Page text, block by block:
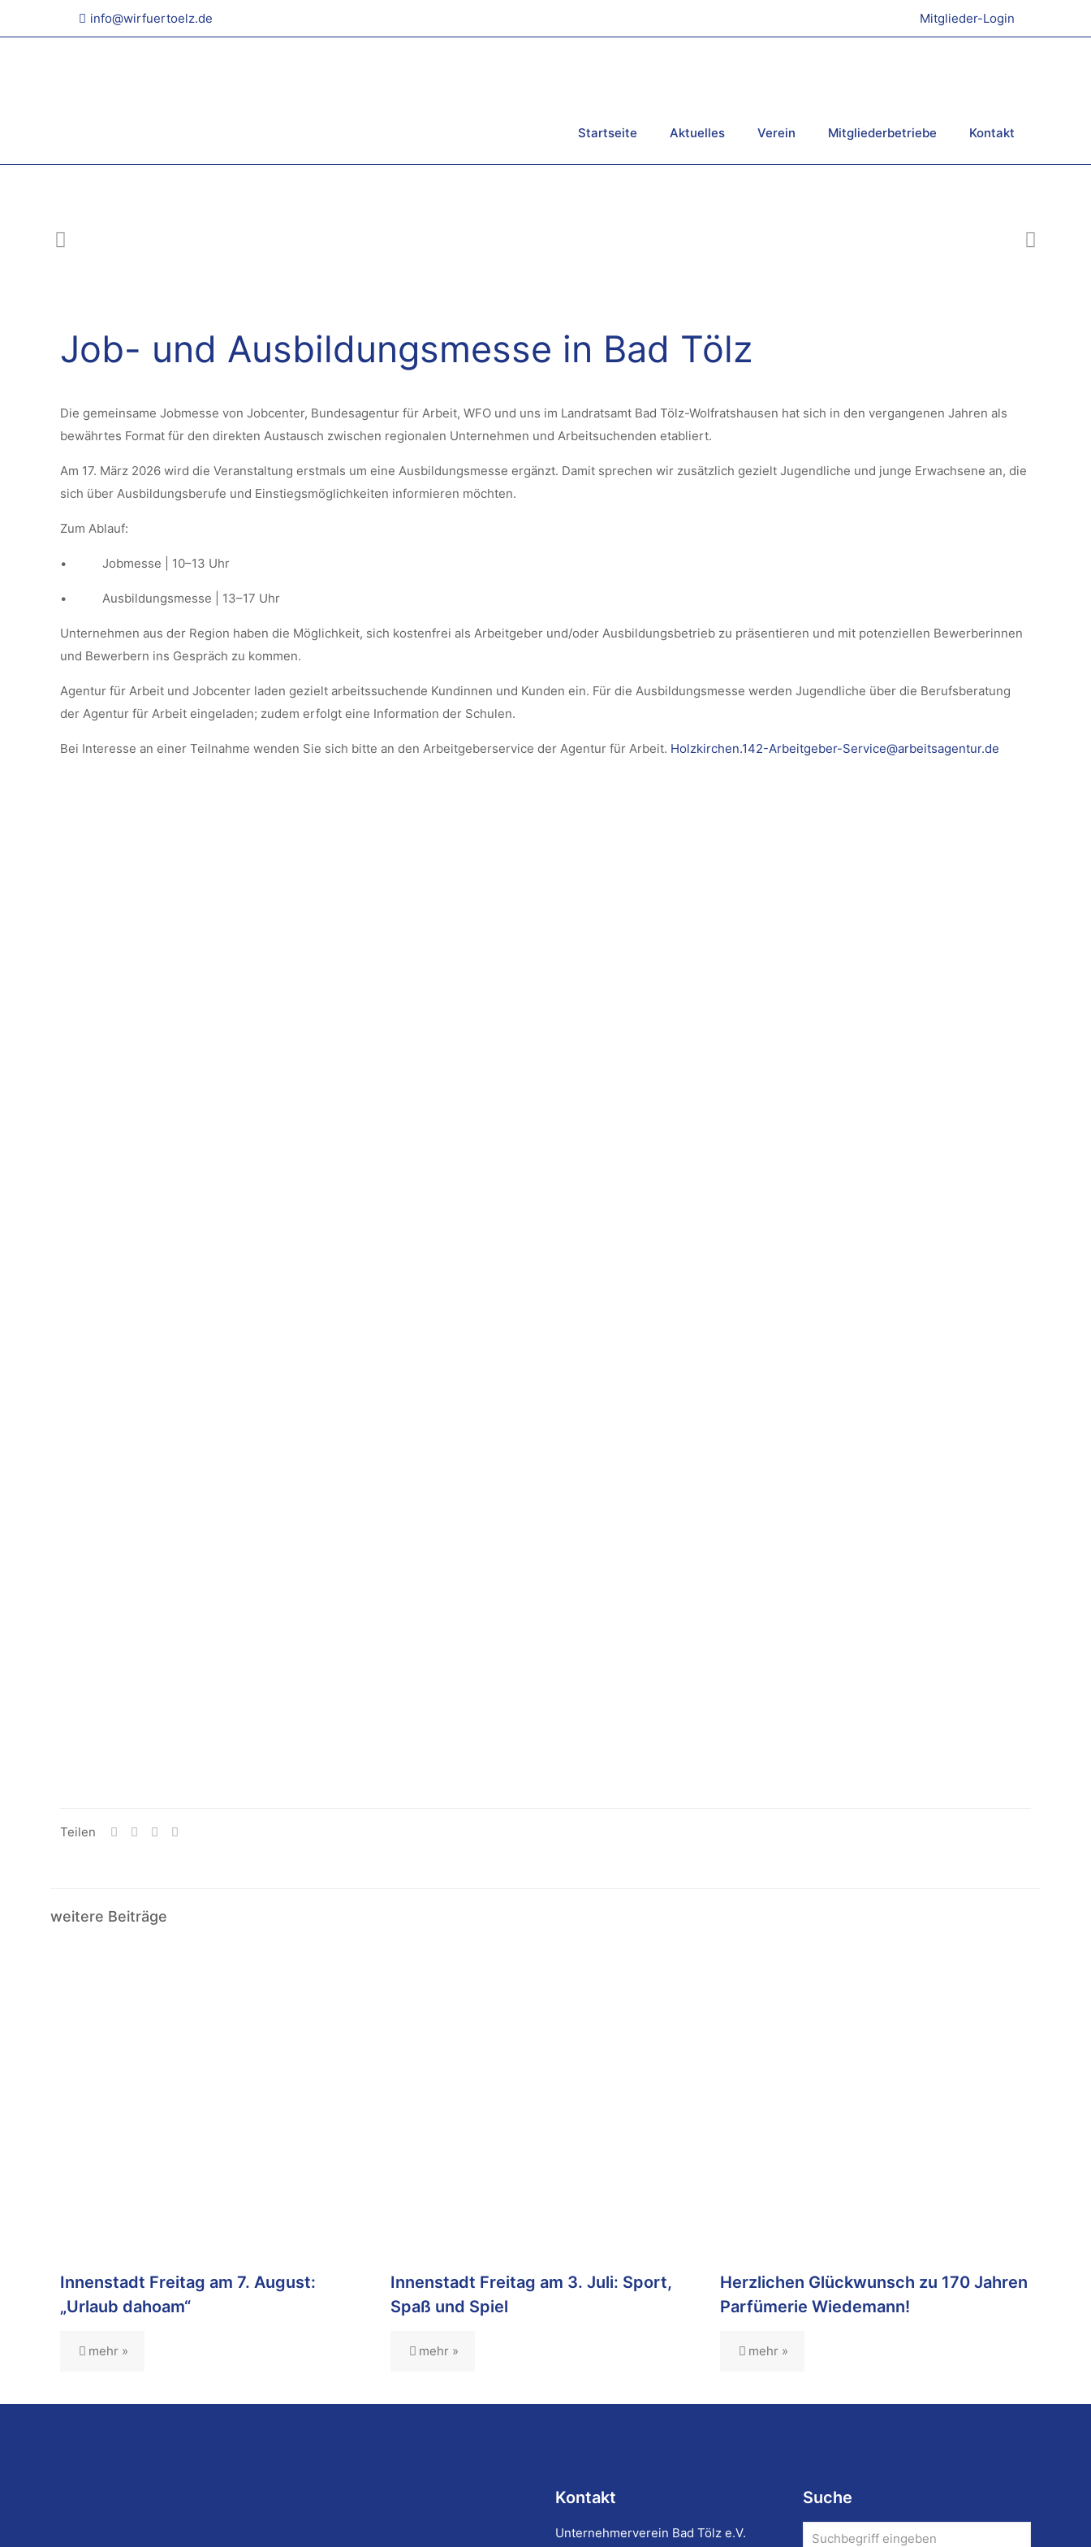
info@wirfuertoelz.de Mitglieder-Login
Startseite Aktuelles Verein Mitgliederbetriebe Kontakt
Job- und Ausbildungsmesse in Bad Tölz
Die gemeinsame Jobmesse von Jobcenter, Bundesagentur für Arbeit, WFO und uns im Landratsamt Bad Tölz-Wolfratshausen hat sich in den vergangenen Jahren als
bewährtes Format für den direkten Austausch zwischen regionalen Unternehmen und Arbeitsuchenden etabliert.
Am 17. März 2026 wird die Veranstaltung erstmals um eine Ausbildungsmesse ergänzt. Damit sprechen wir zusätzlich gezielt Jugendliche und junge Erwachsene an, die
sich über Ausbildungsberufe und Einstiegsmöglichkeiten informieren möchten.
Zum Ablauf:
• Jobmesse | 10–13 Uhr
• Ausbildungsmesse | 13–17 Uhr
Unternehmen aus der Region haben die Möglichkeit, sich kostenfrei als Arbeitgeber und/oder Ausbildungsbetrieb zu präsentieren und mit potenziellen Bewerberinnen
und Bewerbern ins Gespräch zu kommen.
Agentur für Arbeit und Jobcenter laden gezielt arbeitssuchende Kundinnen und Kunden ein. Für die Ausbildungsmesse werden Jugendliche über die Berufsberatung
der Agentur für Arbeit eingeladen; zudem erfolgt eine Information der Schulen.
Bei Interesse an einer Teilnahme wenden Sie sich bitte an den Arbeitgeberservice der Agentur für Arbeit. Holzkirchen.142-Arbeitgeber-Service@arbeitsagentur.de
Teilen
weitere Beiträge
Innenstadt Freitag am 7. August:
„Urlaub dahoam“
mehr »
Innenstadt Freitag am 3. Juli: Sport,
Spaß und Spiel
mehr »
Herzlichen Glückwunsch zu 170 Jahren
Parfümerie Wiedemann!
mehr »
Kontakt
Unternehmerverein Bad Tölz e.V.
Suche